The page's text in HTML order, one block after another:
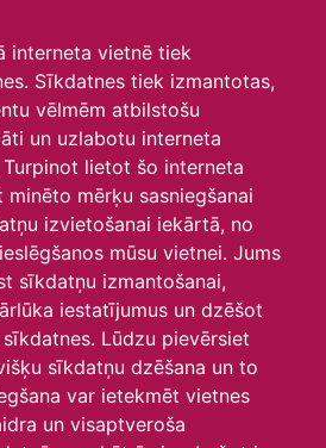
interneta vietnē tiek
Sīkdatnes tiek izmantotas,
vēlmēm atbilstošu
un uzlabotu interneta
lietot šo interneta
mērķu sasniegšanai
izvietošanai iekārtā, no
mūsu vietnei. Jums
sīkdatņu izmantošanai,
iestatījumus un dzēšot
Lūdzu pievērsiet
sīkdatņu dzēšana un to
var ietekmēt vietnes
un visaptveroša
Šonedēļ
Šomēnes